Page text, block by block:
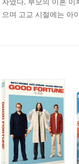
자였다. 부모의 이혼
으며 고교 시절에는 아